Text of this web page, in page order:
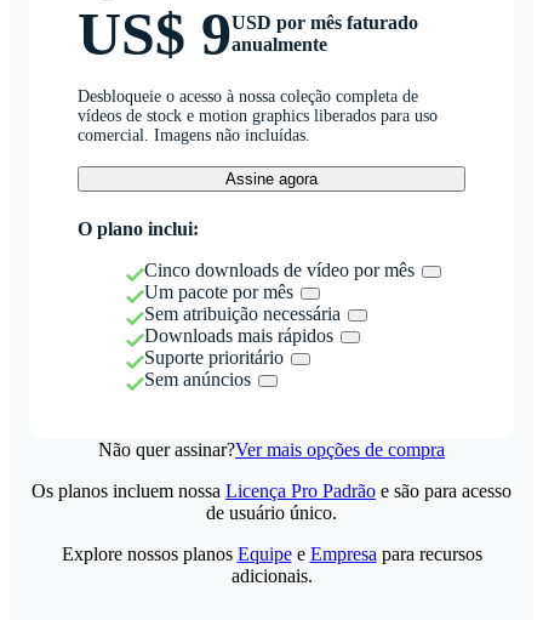
US$ 9USD por mês faturado
anualmente
Desbloqueie o acesso à nossa coleção completa de
vídeos de stock e motion graphics liberados para uso
comercial. Imagens não incluídas.
Assine agora
O plano inclui:
Cinco downloads de vídeo por mês
Um pacote por mês
Sem atribuição necessária
Downloads mais rápidos
Suporte prioritário
Sem anúncios
Não quer assinar?Ver mais opções de compra
Os planos incluem nossa Licença Pro Padrão e são para acesso
de usuário único.
Explore nossos planos Equipee Empresa para recursos
adicionais.